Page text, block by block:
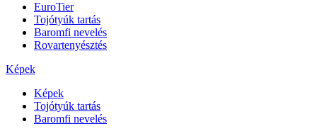
EuroTier
Tojótyúk tartás
Baromfi nevelés
Rovartenyésztés
Képek
Képek
Tojótyúk tartás
Baromfi nevelés